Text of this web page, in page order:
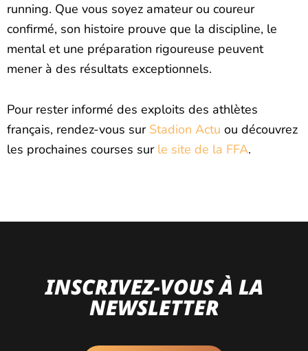
running. Que vous soyez amateur ou coureur
confirmé, son histoire prouve que la discipline, le
mental et une préparation rigoureuse peuvent
mener à des résultats exceptionnels.
Pour rester informé des exploits des athlètes
français, rendez-vous sur Stadion Actu ou découvrez
les prochaines courses sur le site de la FFA.
INSCRIVEZ-VOUS À LA
NEWSLETTER